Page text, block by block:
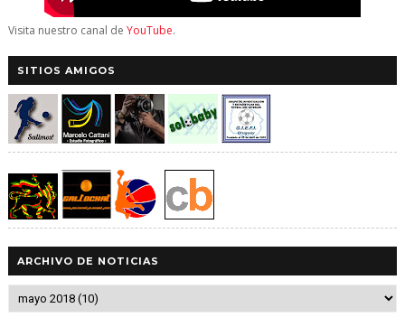
Visita nuestro canal de YouTube.
SITIOS AMIGOS
ARCHIVO DE NOTICIAS